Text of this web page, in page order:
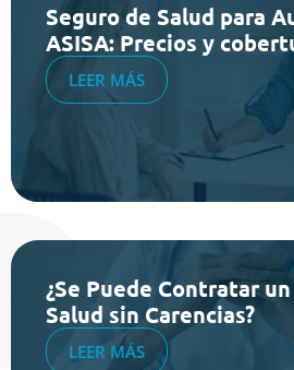
Seguro de Salud para
ASISA: Precios y
LEER MÁS
¿Se Puede Contratar
Salud sin Carencias?
LEER MÁS